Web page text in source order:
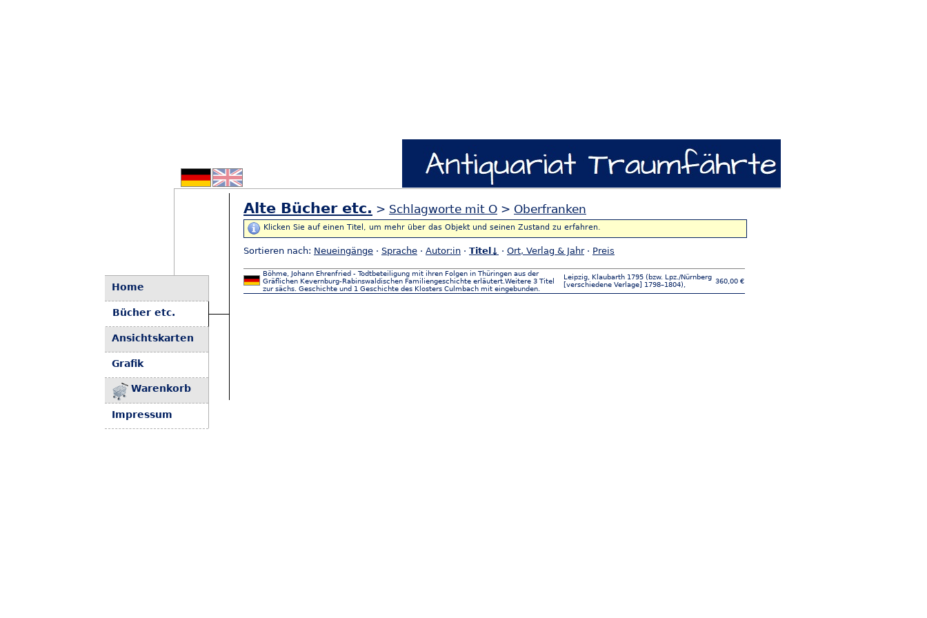
Home
Bücher etc.
Ansichtskarten
Grafik
Warenkorb
Impressum
Alte Bücher etc. > Schlagworte mit O > Oberfranken
Klicken Sie auf einen Titel, um mehr über das Objekt und seinen Zustand zu erfahren.
Sortieren nach: Neueingänge · Sprache · Autor:in · Titel↓ · Ort, Verlag & Jahr· Preis
Böhme, Johann Ehrenfried - Todtbeteiligung mit ihren Folgen in Thüringen aus der
Gräflichen Kevernburg-Rabinswaldischen Familiengeschichte erläutert.Weitere 3 Titel
zur sächs. Geschichte und 1 Geschichte des Klosters Culmbach mit eingebunden.
Leipzig, Klaubarth 1795 (bzw. Lpz./Nürnberg
[verschiedene Verlage] 1798–1804),
360,00 €